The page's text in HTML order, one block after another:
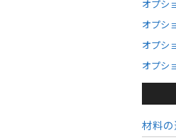
オプシ
オプシ
オプシ
オプシ
材料